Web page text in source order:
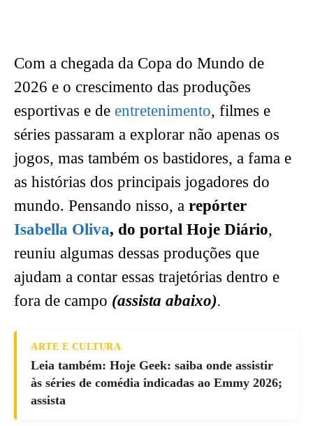
Com a chegada da Copa do Mundo de
2026 e o crescimento das produções
esportivas e de entretenimento, filmes e
séries passaram a explorar não apenas os
jogos, mas também os bastidores, a fama e
as histórias dos principais jogadores do
mundo. Pensando nisso, a repórter
Isabella Oliva, do portal Hoje Diário,
reuniu algumas dessas produções que
ajudam a contar essas trajetórias dentro e
fora de campo (assista abaixo).
ARTE E CULTURA
Leia também: Hoje Geek: saiba onde assistir
às séries de comédia indicadas ao Emmy 2026;
assista